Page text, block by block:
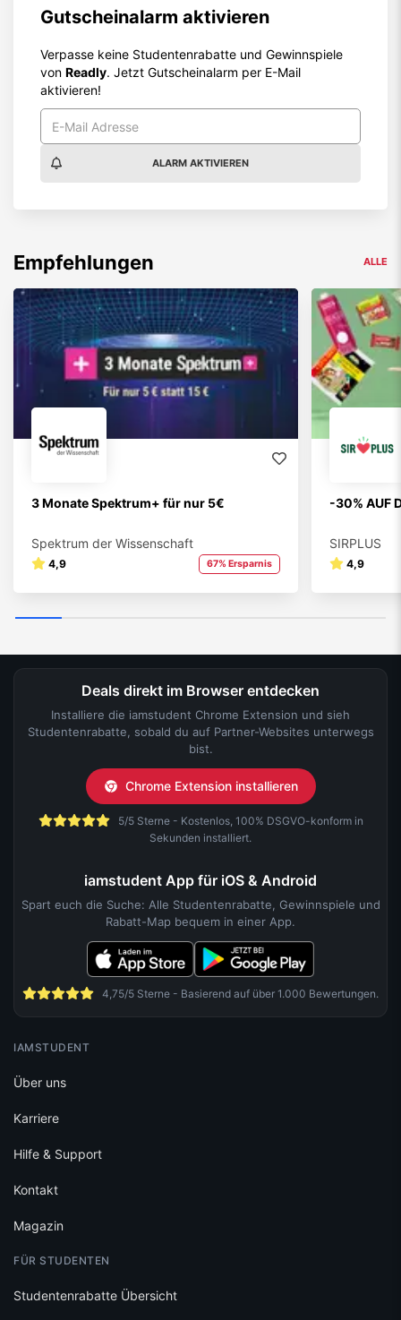
Gutscheinalarm aktivieren
Verpasse keine Studentenrabatte und Gewinnspiele
von Readly. Jetzt Gutscheinalarm per E-Mail
aktivieren!
ALARM AKTIVIEREN
Empfehlungen ALLE
3 Monate Spektrum+ für nur 5€
Spektrum der Wissenschaft
4,9 67% Ersparnis
-30% AUF
SIRPLUS
4,9
Deals direkt im Browser entdecken
Installiere die iamstudent Chrome Extension und sieh
Studentenrabatte, sobald du auf Partner-Websites unterwegs
bist.
Chrome Extension installieren
5/5 Sterne - Kostenlos, 100% DSGVO-konform in
Sekunden installiert.
iamstudent App für iOS & Android
Spart euch die Suche: Alle Studentenrabatte, Gewinnspiele und
Rabatt-Map bequem in einer App.
4,75/5 Sterne - Basierend auf über 1.000 Bewertungen.
IAMSTUDENT
Über uns
Karriere
Hilfe & Support
Kontakt
Magazin
FÜR STUDENTEN
Studentenrabatte Übersicht